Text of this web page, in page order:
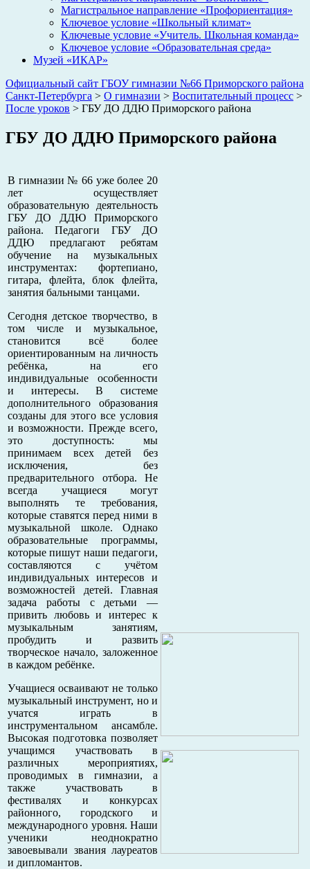
Магистральное направление «Профориентация»
Ключевое условие «Школьный климат»
Ключевые условие «Учитель. Школьная команда»
Ключевое условие «Образовательная среда»
Музей «ИКАР»
Официальный сайт ГБОУ гимназии №66 Приморского района
Санкт-Петербурга > О гимназии > Воспитательный процесс >
После уроков > ГБУ ДО ДДЮ Приморского района
ГБУ ДО ДДЮ Приморского района
В гимназии № 66 уже более 20
лет осуществляет
образовательную деятельность
ГБУ ДО ДДЮ Приморского
района. Педагоги ГБУ ДО
ДДЮ предлагают ребятам
обучение на музыкальных
инструментах: фортепиано,
гитара, флейта, блок флейта,
занятия бальными танцами.
Сегодня детское творчество, в
том числе и музыкальное,
становится всё более
ориентированным на личность
ребёнка, на его
индивидуальные особенности
и интересы. В системе
дополнительного образования
созданы для этого все условия
и возможности. Прежде всего,
это доступность: мы
принимаем всех детей без
исключения, без
предварительного отбора. Не
всегда учащиеся могут
выполнять те требования,
которые ставятся перед ними в
музыкальной школе. Однако
образовательные программы,
которые пишут наши педагоги,
составляются с учётом
индивидуальных интересов и
возможностей детей. Главная
задача работы с детьми —
привить любовь и интерес к
музыкальным занятиям,
пробудить и развить
творческое начало, заложенное
в каждом ребёнке.
Учащиеся осваивают не только
музыкальный инструмент, но и
учатся играть в
инструментальном ансамбле.
Высокая подготовка позволяет
учащимся участвовать в
различных мероприятиях,
проводимых в гимназии, а
также участвовать в
фестивалях и конкурсах
районного, городского и
международного уровня. Наши
ученики неоднократно
завоевывали звания лауреатов
и дипломантов.